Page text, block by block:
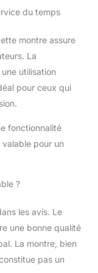
du temps
montre assure
La
utilisation
pour ceux qui
fonctionnalité
pour un
?
les avis. Le
une bonne qualité
La montre, bien
pas un